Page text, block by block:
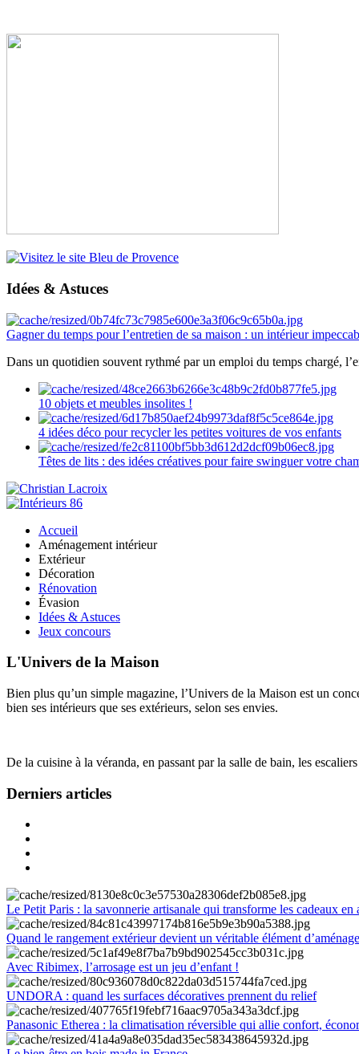
Idées & Astuces
Gagner du temps pour l’entretien de sa maison : un intérieur
Dans un quotidien souvent rythmé par un emploi du temps chargé,
10 objets et meubles insolites !
4 idées déco pour recycler les petites voitures de vos enfants
Têtes de lits : des idées créatives pour faire swinguer votre
Accueil
Aménagement intérieur
Extérieur
Décoration
Rénovation
Évasion
Idées & Astuces
Jeux concours
L'Univers de la Maison
Bien plus qu’un simple magazine, l’Univers de la Maison est un
bien ses intérieurs que ses extérieurs, selon ses envies.
De la cuisine à la véranda, en passant par la salle de bain, les
Derniers articles
Le Petit Paris : la savonnerie artisanale qui transforme les cadeaux en
Quand le rangement extérieur devient un véritable élément
Avec Ribimex, l’arrosage est un jeu d’enfant !
UNDORA : quand les surfaces décoratives prennent du relief
Panasonic Etherea : la climatisation réversible qui allie confort,